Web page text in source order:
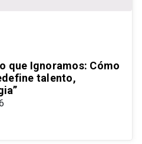
que Ignoramos: Cómo
talento,